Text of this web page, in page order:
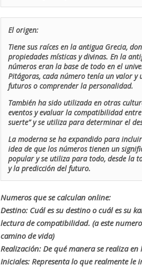
El origen:
Tiene sus raíces en la antigua Grecia,
propiedades místicas y divinas. En la
números eran la base de todo en el
Pitágoras, cada número tenía un valor y
futuros o comprender la personalidad.
También ha sido utilizada en otras
eventos y evaluar la compatibilidad
suerte” y se utiliza para determinar el
La moderna se ha expandido para
idea de que los números tienen un
popular y se utiliza para todo, desde la
y la predicción del futuro.
Numeros que se calculan online:
Destino: Cuál es su destino o cuál es su
lectura de compatibilidad. (a este
camino de vida)
Realización: De qué manera se realiza en
Iniciales: Representa lo que realmente le